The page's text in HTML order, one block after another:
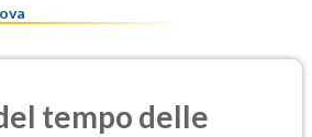
tempo delle